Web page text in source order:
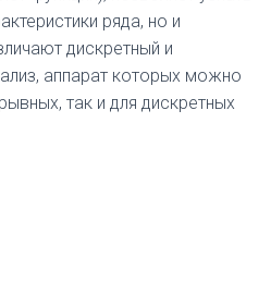
ряда, но и
дискретный и
аппарат которых можно
так и для дискретных